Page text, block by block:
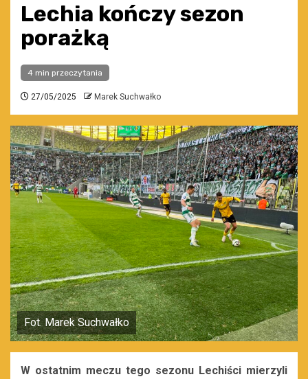
Lechia kończy sezon
porażką
4 min przeczytania
27/05/2025 Marek Suchwałko
Fot. Marek Suchwałko
W ostatnim meczu tego sezonu Lechiści mierzyli